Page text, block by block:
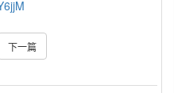
下一篇